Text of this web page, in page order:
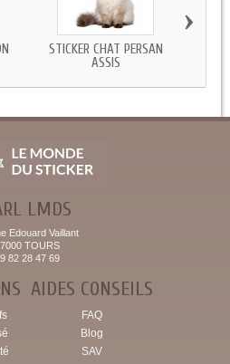
STICKER CHAT PERSAN
ASSIS
›
LMDS
Edouard Vaillant
TOURS
82 28 47 69
AIDES CONSEILS
FAQ
Blog
SAV